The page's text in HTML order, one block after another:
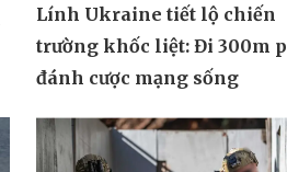
Lính Ukraine tiết lộ chiến
trường khốc liệt: Đi 300m
đánh cược mạng sống